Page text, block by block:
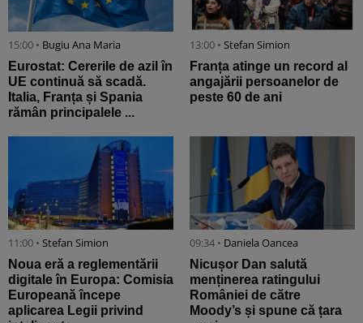
15:00 • Bugiu ⁠Ana Maria
Eurostat: Cererile de azil în
UE continuă să scadă.
Italia, Franța și Spania
rămân principalele ...
13:00 • Stefan Simion
Franța atinge un record al
angajării persoanelor de
peste 60 de ani
11:00 • Stefan Simion
Noua eră a reglementării
digitale în Europa: Comisia
Europeană începe
aplicarea Legii privind
09:34 • Daniela Oancea
Nicușor Dan salută
menținerea ratingului
României de către
Moody’s și spune că țara